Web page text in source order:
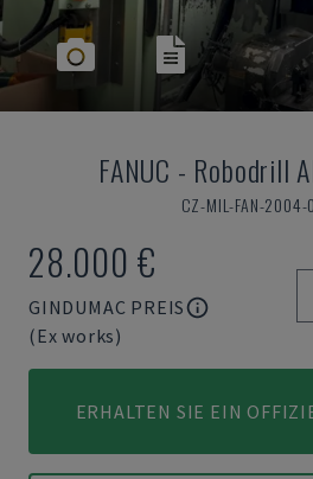
FANUC - Robodrill
CZ-MIL-FAN-2004-
28.000 €
GINDUMAC PREIS
(Ex works)
ERHALTEN SIE EIN